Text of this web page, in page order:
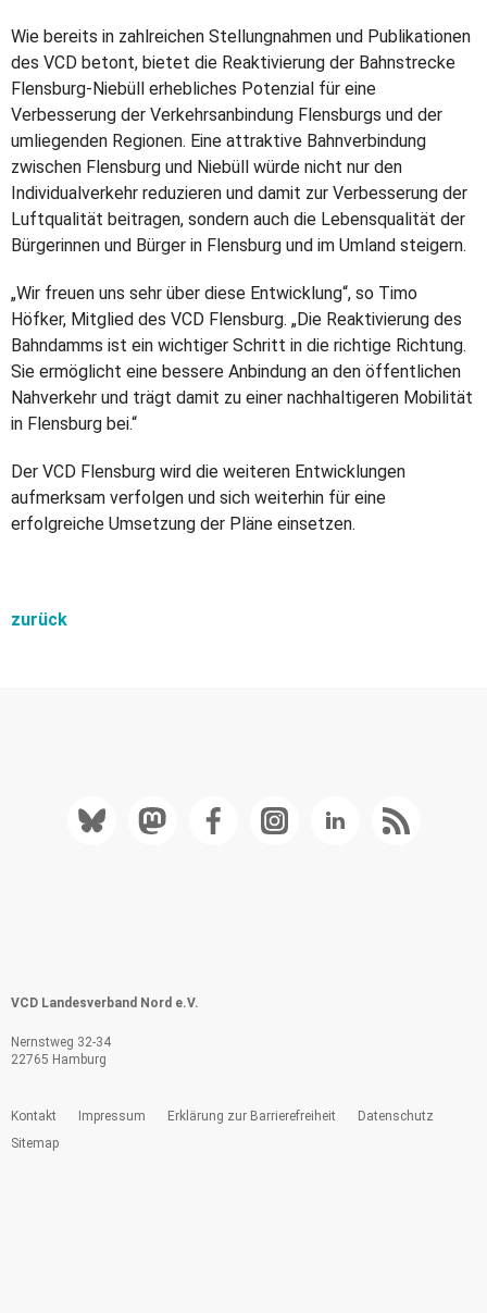
Wie bereits in zahlreichen Stellungnahmen und Publikationen
des VCD betont, bietet die Reaktivierung der Bahnstrecke
Flensburg-Niebüll erhebliches Potenzial für eine
Verbesserung der Verkehrsanbindung Flensburgs und der
umliegenden Regionen. Eine attraktive Bahnverbindung
zwischen Flensburg und Niebüll würde nicht nur den
Individualverkehr reduzieren und damit zur Verbesserung der
Luftqualität beitragen, sondern auch die Lebensqualität der
Bürgerinnen und Bürger in Flensburg und im Umland steigern.
„Wir freuen uns sehr über diese Entwicklung“, so Timo
Höfker, Mitglied des VCD Flensburg. „Die Reaktivierung des
Bahndamms ist ein wichtiger Schritt in die richtige Richtung.
Sie ermöglicht eine bessere Anbindung an den öffentlichen
Nahverkehr und trägt damit zu einer nachhaltigeren Mobilität
in Flensburg bei.“
Der VCD Flensburg wird die weiteren Entwicklungen
aufmerksam verfolgen und sich weiterhin für eine
erfolgreiche Umsetzung der Pläne einsetzen.
zurück
VCD Landesverband Nord e.V.
Nernstweg 32-34
22765 Hamburg
Kontakt Impressum Erklärung zur Barrierefreiheit
Datenschutz
Sitemap